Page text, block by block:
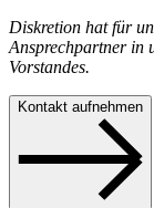
Diskretion hat für
Ansprechpartner in
Vorstandes.
Kontakt aufnehmen